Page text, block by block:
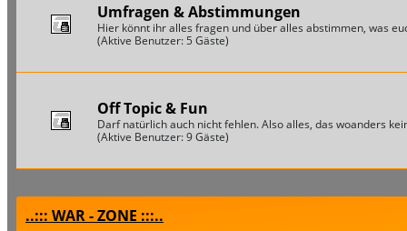
Umfragen & Abstimmungen
Hier könnt ihr alles fragen und über alles abstimmen, was
(Aktive Benutzer: 5 Gäste)
Off Topic & Fun
Darf natürlich auch nicht fehlen. Also alles, das woanders
(Aktive Benutzer: 9 Gäste)
..::: WAR - ZONE :::..